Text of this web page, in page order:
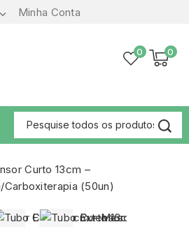
Minha Conta

0
0